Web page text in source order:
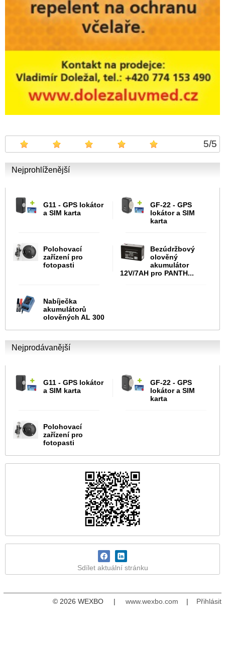
5/5
Nejprohlíženější
G11 - GPS lokátor
a SIM karta
GF-22 - GPS
lokátor a SIM
karta
Polohovací
zařízení pro
fotopasti
Bezúdržbový
olověný
akumulátor
12V/7AH pro PANTH...
Nabíječka
akumulátorů
olověných AL 300
Nejprodávanější
G11 - GPS lokátor
a SIM karta
GF-22 - GPS
lokátor a SIM
karta
Polohovací
zařízení pro
fotopasti
Sdílet aktuální stránku
© 2026 WEXBO | www.wexbo.com | Přihlásit